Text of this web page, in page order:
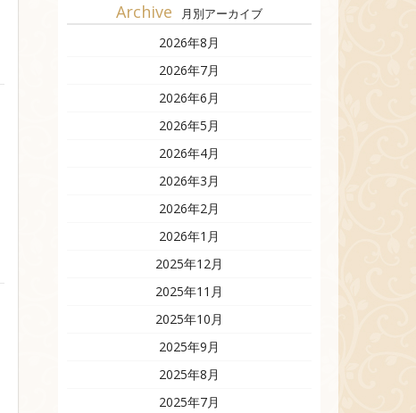
Archive 月別アーカイブ
2026年8月
2026年7月
2026年6月
2026年5月
2026年4月
2026年3月
2026年2月
2026年1月
2025年12月
2025年11月
2025年10月
2025年9月
2025年8月
2025年7月